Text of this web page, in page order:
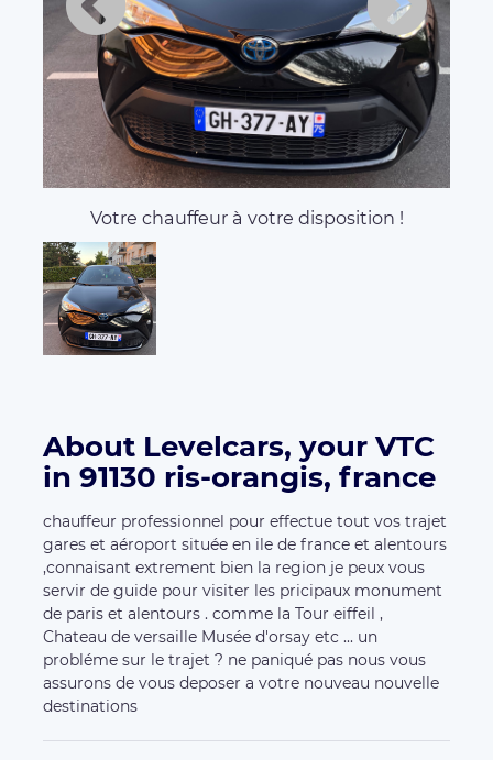
Votre chauffeur à votre disposition !
About Levelcars, your VTC
in 91130 ris-orangis, france
chauffeur professionnel pour effectue tout vos trajet
gares et aéroport située en ile de france et alentours
,connaisant extrement bien la region je peux vous
servir de guide pour visiter les pricipaux monument
de paris et alentours . comme la Tour eiffeil ,
Chateau de versaille Musée d'orsay etc ... un
probléme sur le trajet ? ne paniqué pas nous vous
assurons de vous deposer a votre nouveau nouvelle
destinations